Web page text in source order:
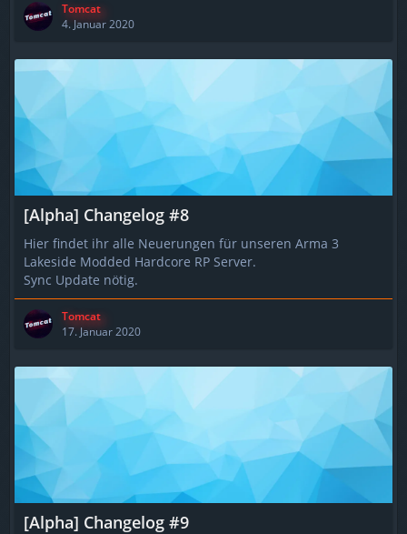
Tomcat
4. Januar 2020
[Alpha] Changelog #8
Hier findet ihr alle Neuerungen für unseren Arma 3
Lakeside Modded Hardcore RP Server.
Sync Update nötig.
Tomcat
17. Januar 2020
[Alpha] Changelog #9